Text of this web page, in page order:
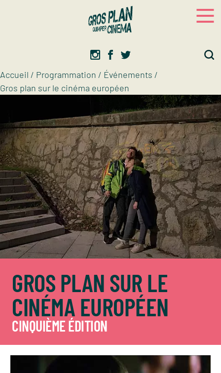
Accueil / Programmation / Événements /
Gros plan sur le cinéma européen
GROS PLAN SUR LE
CINÉMA EUROPÉEN
CINQUIÈME ÉDITION